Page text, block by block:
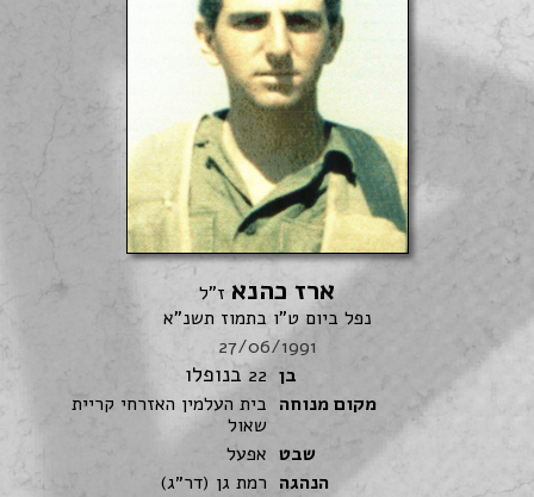
ארז כהנא ז"ל
נפל ביום ט"ו בתמוז תשנ"א
27/06/1991
בן 22 בנופלו
מקום מנוחה בית העלמין האזרחי קריית
שאול
שבט אפעל
הנהגה רמת גן (דר״ג)